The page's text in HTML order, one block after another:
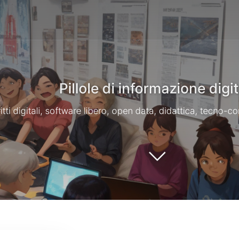
Pillole di informazione
digitali, software libero, open data, didattica, tecno-